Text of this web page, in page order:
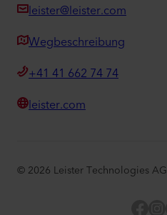
leister@leister.com
Wegbeschreibung
+41 41 662 74 74
leister.com
© 2026 Leister Technologies AG